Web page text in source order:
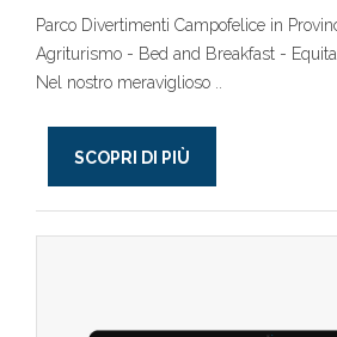
Parco Divertimenti Campofelice in
Agriturismo - Bed and Breakfast -
Nel nostro meraviglioso ..
SCOPRI DI PIÙ